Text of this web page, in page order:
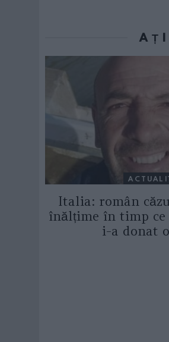
Italia: român
înălțime în timp
i-a donat